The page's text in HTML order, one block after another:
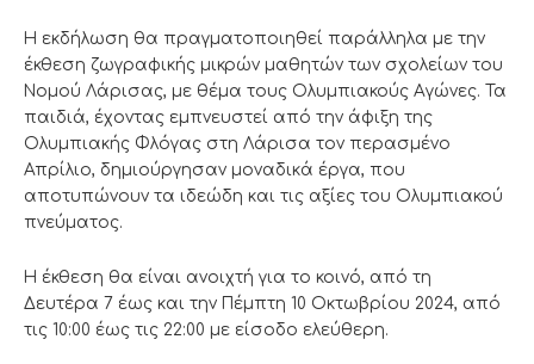
Η εκδήλωση θα πραγματοποιηθεί παράλληλα με την
έκθεση ζωγραφικής μικρών μαθητών των σχολείων του
Νομού Λάρισας, με θέμα τους Ολυμπιακούς Αγώνες. Τα
παιδιά, έχοντας εμπνευστεί από την άφιξη της
Ολυμπιακής Φλόγας στη Λάρισα τον περασμένο
Απρίλιο, δημιούργησαν μοναδικά έργα, που
αποτυπώνουν τα ιδεώδη και τις αξίες του Ολυμπιακού
πνεύματος.
Η έκθεση θα είναι ανοιχτή για το κοινό, από τη
Δευτέρα 7 έως και την Πέμπτη 10 Οκτωβρίου 2024, από
τις 10:00 έως τις 22:00 με είσοδο ελεύθερη.